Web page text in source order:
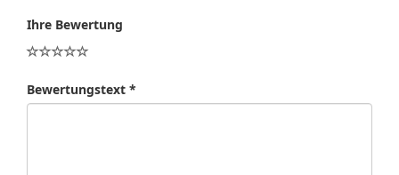
Ihre Bewertung
Bewertungstext *